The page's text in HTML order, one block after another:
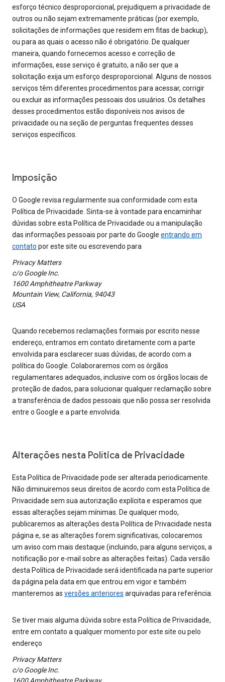
esforço técnico desproporcional, prejudiquem a privacidade de
outros ou não sejam extremamente práticas (por exemplo,
solicitações de informações que residem em fitas de backup),
ou para as quais o acesso não é obrigatório. De qualquer
maneira, quando fornecemos acesso e correção de
informações, esse serviço é gratuito, a não ser que a
solicitação exija um esforço desproporcional. Alguns de nossos
serviços têm diferentes procedimentos para acessar, corrigir
ou excluir as informações pessoais dos usuários. Os detalhes
desses procedimentos estão disponíveis nos avisos de
privacidade ou na seção de perguntas frequentes desses
serviços específicos.
Imposição
O Google revisa regularmente sua conformidade com esta
Política de Privacidade. Sinta-se à vontade para encaminhar
dúvidas sobre esta Política de Privacidade ou a manipulação
das informações pessoais por parte do Google entrando em
contato por este site ou escrevendo para
Privacy Matters
c/o Google Inc.
1600 Amphitheatre Parkway
Mountain View, California, 94043
USA
Quando recebemos reclamações formais por escrito nesse
endereço, entramos em contato diretamente com a parte
envolvida para esclarecer suas dúvidas, de acordo com a
política do Google. Colaboraremos com os órgãos
regulamentares adequados, inclusive com os órgãos locais de
proteção de dados, para solucionar qualquer reclamação sobre
a transferência de dados pessoais que não possa ser resolvida
entre o Google e a parte envolvida.
Alterações nesta Política de Privacidade
Esta Política de Privacidade pode ser alterada periodicamente.
Não diminuiremos seus direitos de acordo com esta Política de
Privacidade sem sua autorização explícita e esperamos que
essas alterações sejam mínimas. De qualquer modo,
publicaremos as alterações desta Política de Privacidade nesta
página e, se as alterações forem significativas, colocaremos
um aviso com mais destaque (incluindo, para alguns serviços, a
notificação por e-mail sobre as alterações feitas). Cada versão
desta Política de Privacidade será identificada na parte superior
da página pela data em que entrou em vigor e também
manteremos as versões anteriores arquivadas para referência.
Se tiver mais alguma dúvida sobre esta Política de Privacidade,
entre em contato a qualquer momento por este site ou pelo
endereço
Privacy Matters
c/o Google Inc.